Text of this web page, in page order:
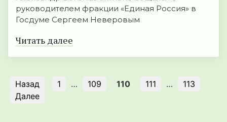
руководителем фракции «Единая Россия» в
Госдуме Сергеем Неверовым
Читать далее
Назад 1 … 109 110 111 …
113
Далее